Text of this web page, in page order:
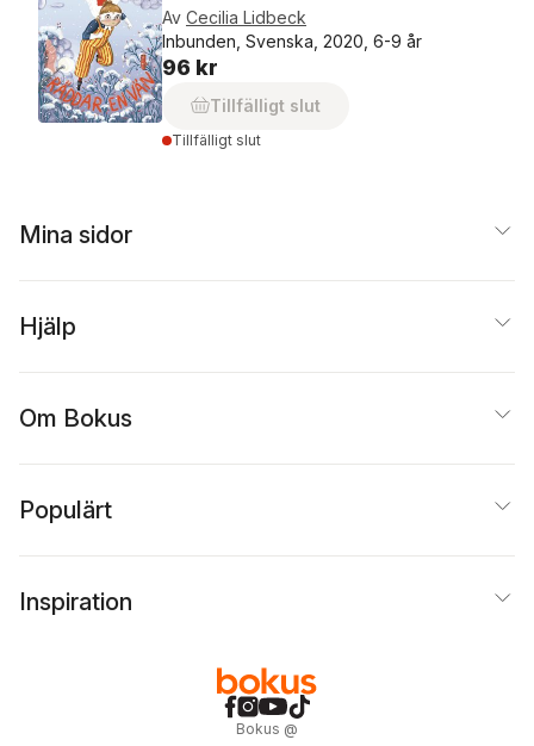
Av Cecilia Lidbeck
Inbunden, Svenska, 2020, 6-9 år
96 kr
Tillfälligt slut
Tillfälligt slut
Mina sidor
Hjälp
Om Bokus
Populärt
Inspiration
Bokus @